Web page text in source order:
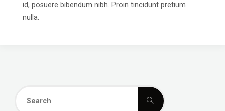
id, posuere bibendum nibh. Proin tincidunt pretium
nulla.
for:
Search